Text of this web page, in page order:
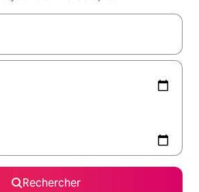
s'affichent, utilisez les flèches vers le
Rechercher